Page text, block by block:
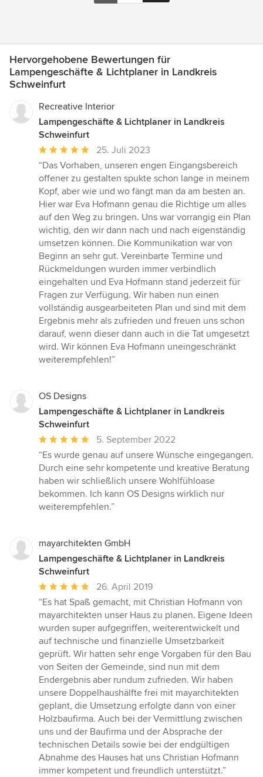
Hervorgehobene Bewertungen für
Lampengeschäfte & Lichtplaner in Landkreis
Schweinfurt
Recreative Interior
Lampengeschäfte & Lichtplaner in Landkreis
Schweinfurt
Durchschnittliche
Bewertung:
5
von
5
Sternen
25. Juli 2023
“Das Vorhaben, unseren engen Eingangsbereich
offener zu gestalten spukte schon lange in meinem
Kopf, aber wie und wo fängt man da am besten an.
Hier war Eva Hofmann genau die Richtige um alles
auf den Weg zu bringen. Uns war vorrangig ein Plan
wichtig, den wir dann nach und nach eigenständig
umsetzen können. Die Kommunikation war von
Beginn an sehr gut. Vereinbarte Termine und
Rückmeldungen wurden immer verbindlich
eingehalten und Eva Hofmann stand jederzeit für
Fragen zur Verfügung. Wir haben nun einen
vollständig ausgearbeiteten Plan und sind mit dem
Ergebnis mehr als zufrieden und freuen uns schon
darauf, wenn dieser dann auch in die Tat umgesetzt
wird. Wir können Eva Hofmann uneingeschränkt
weiterempfehlen!”
OS Designs
Lampengeschäfte & Lichtplaner in Landkreis
Schweinfurt
Durchschnittliche
Bewertung:
5
von
5
Sternen
5. September 2022
“Es wurde genau auf unsere Wünsche eingegangen.
Durch eine sehr kompetente und kreative Beratung
haben wir schließlich unsere Wohlfühloase
bekommen. Ich kann OS Designs wirklich nur
weiterempfehlen.”
mayarchitekten GmbH
Lampengeschäfte & Lichtplaner in Landkreis
Schweinfurt
Durchschnittliche
Bewertung:
5
von
5
Sternen
26. April 2019
“Es hat Spaß gemacht, mit Christian Hofmann von
mayarchitekten unser Haus zu planen. Eigene Ideen
wurden super aufgegriffen, weiterentwickelt und
auf technische und finanzielle Umsetzbarkeit
geprüft. Wir hatten sehr enge Vorgaben für den Bau
von Seiten der Gemeinde, sind nun mit dem
Endergebnis aber rundum zufrieden. Wir haben
unsere Doppelhaushälfte frei mit mayarchitekten
geplant, die Umsetzung erfolgte dann von einer
Holzbaufirma. Auch bei der Vermittlung zwischen
uns und der Baufirma und der Absprache der
technischen Details sowie bei der endgültigen
Abnahme des Hauses hat uns Christian Hofmann
immer kompetent und freundlich unterstützt.”